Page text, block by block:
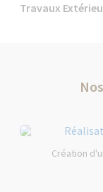
Travaux
Création